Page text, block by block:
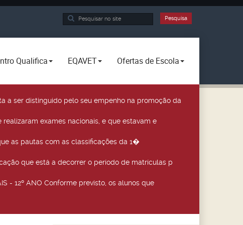
Pesquisa... Pesquisa
Qualifica EQAVET Ofertas de Escola
a ser distinguido pelo seu empenho na promoção da
exames nacionais, e que estavam e
as pautas com as classificações da 1�
que está a decorrer o período de matrículas p
- 12º ANO Conforme previsto, os alunos que